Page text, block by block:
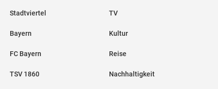
Stadtviertel
Bayern
FC Bayern
TSV 1860
TV
Kultur
Reise
Nachhaltigkeit